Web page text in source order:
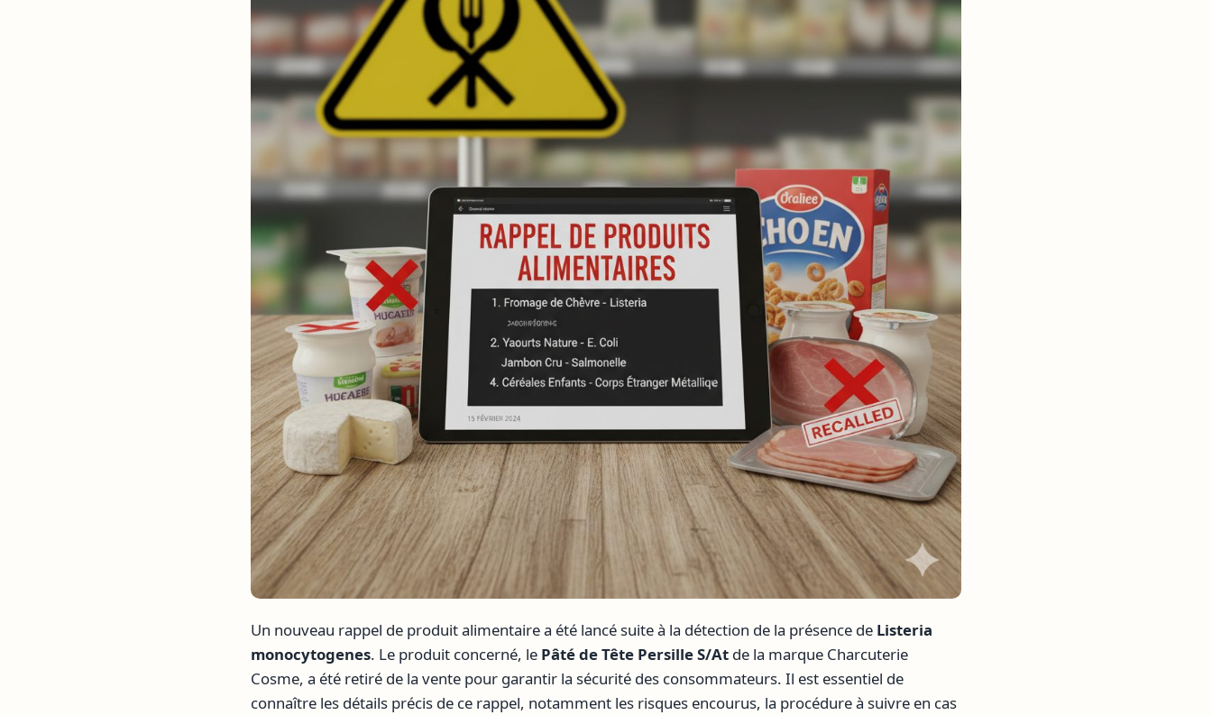
Un nouveau rappel de produit alimentaire a été lancé suite à la détection de la présence de Listeria
monocytogenes. Le produit concerné, le Pâté de Tête Persille S/At de la marque Charcuterie
Cosme, a été retiré de la vente pour garantir la sécurité des consommateurs. Il est essentiel de
connaître les détails précis de ce rappel, notamment les risques encourus, la procédure à suivre en cas